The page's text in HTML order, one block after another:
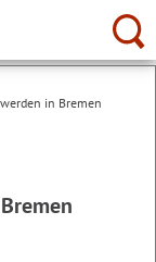
in Bremen